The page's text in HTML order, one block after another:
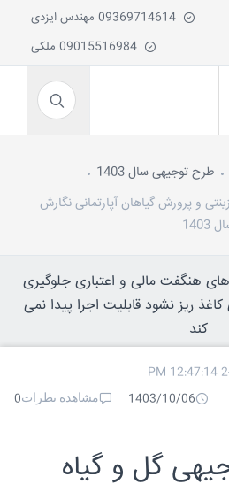
طرح توجیهی سال 1403
و پرورش گیاهان آپارتمانی نگارش
1403
هنگفت مالی و اعتباری جلوگیری
ریز نشود قابلیت اجرا پیدا نمی
کند
2-
1403/10/06
مشاهده نظرات0
گل و گیاه